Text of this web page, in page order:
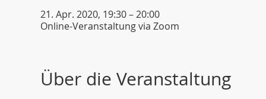
21. Apr. 2020, 19:30 – 20:00
Online-Veranstaltung via Zoom
Über die Veranstaltung